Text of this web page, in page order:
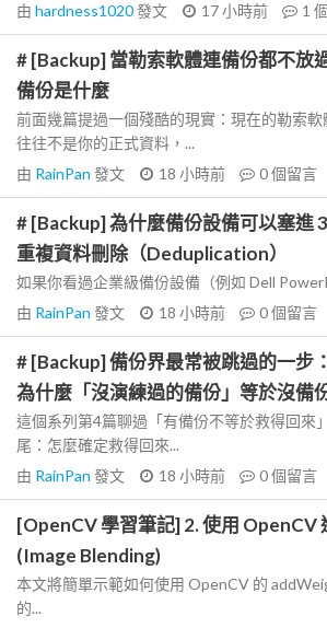
由 hardness1020發文 17 小時前 1
# [Backup] 當勒索軟體連備份都不放
備份是什麼
前面幾篇提過一個殘酷的現實：現在的勒索
往往不是你的正式資料，...
由 RainPan 發文 18 小時前 0個留言
# [Backup] 為什麼備份設備可以塞進
重複資料刪除（Deduplication）
如果你看過企業級備份設備（例如 Dell
由 RainPan 發文 18 小時前 0個留言
# [Backup] 備份界最常被跳過的一步
為什麼「沒演練過的備份」等於沒備
這個系列第4篇聊過「有備份不等於救得回來
尾：怎麼確定救得回來...
由 RainPan 發文 18 小時前 0個留言
[OpenCV 學習筆記] 2. 使用 OpenCV
(Image Blending)
本文將簡單示範如何使用 OpenCV 的
的...